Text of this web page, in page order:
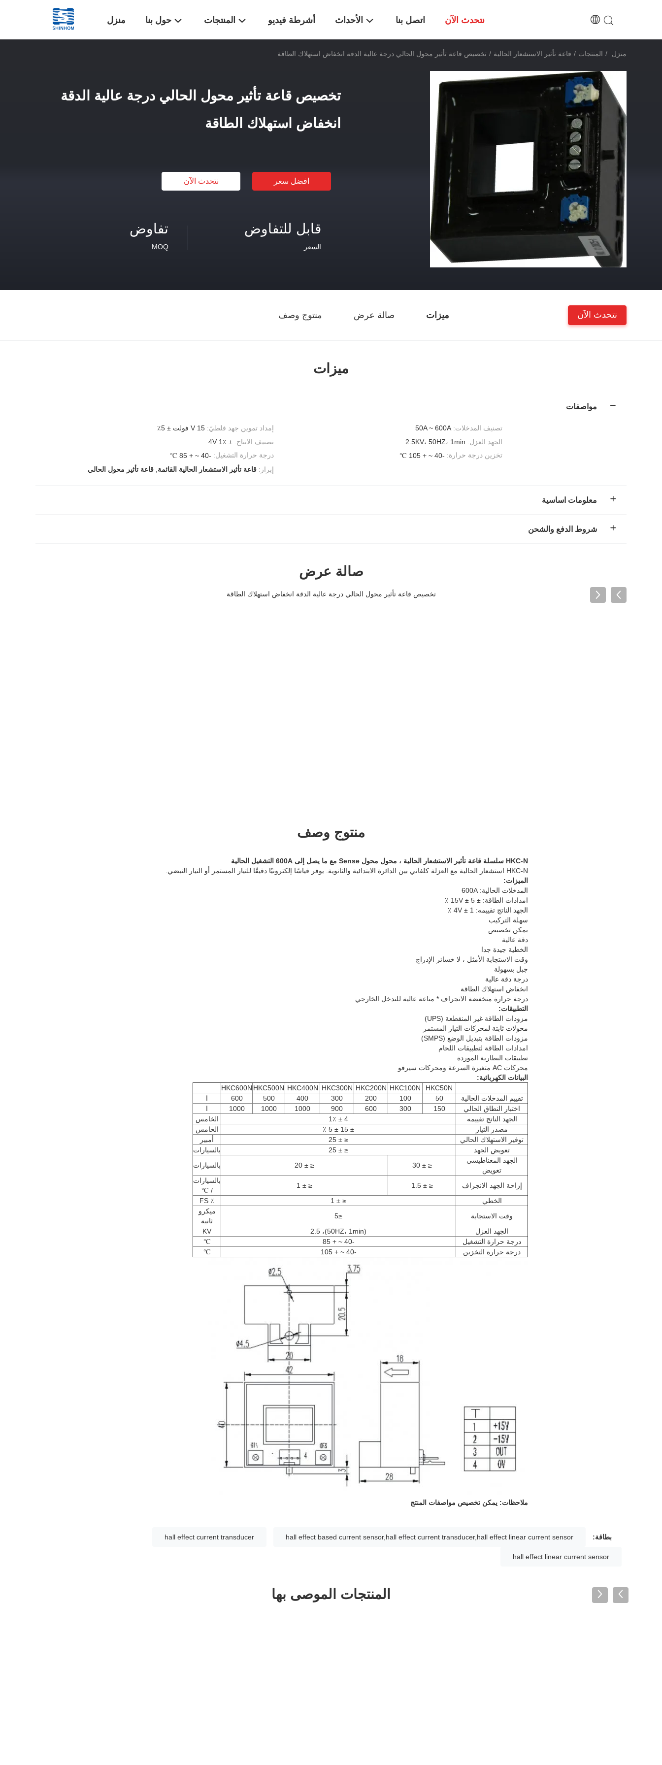
منزل حول بنا المنتجات أشرطة فيديو الأحداث اتصل بنا نتحدث الآن
منزل / المنتجات / قاعة تأثير الاستشعار الحالية / تخصيص قاعة تأثير محول الحالي درجة عالية الدقة انخفاض استهلاك الطاقة
تخصيص قاعة تأثير محول الحالي درجة عالية الدقة
انخفاض استهلاك الطاقة
افضل سعر نتحدث الآن
تفاوض
MOQ
قابل للتفاوض
السعر
ميزات صالة عرض منتوج وصف نتحدث الآن
ميزات
مواصفات
إمداد تموين جهد فلطيّ: V 15 فولت ± 5٪ تصنيف المدخلات: 50A ~ 600A
تصنيف الانتاج: ± 4V 1٪ الجهد العزل: 2.5KV، 50HZ، 1min
درجة حرارة التشغيل: -40 ~ + 85 ℃ تخزين درجة حرارة: -40 ~ + 105 ℃
إبراز: قاعة تأثير الاستشعار الحالية القائمة قاعة تأثير محول الحالي
معلومات اساسية
شروط الدفع والشحن
صالة عرض
تخصيص قاعة تأثير محول الحالي درجة عالية الدقة انخفاض استهلاك الطاقة
منتوج وصف
HKC-N سلسلة قاعة تأثير الاستشعار الحالية ، محول محول Sense مع ما يصل إلى 600A التشغيل الحالية
HKC-N استشعار الحالية مع العزلة كلفاني بين الدائرة الابتدائية والثانوية.
يوفر قياسًا إلكترونيًا دقيقًا للتيار المستمر أو التيار النبضي.
الميزات:
المدخلات الحالية: 600A
امدادات الطاقة: ± 15V ± 5 ٪
الجهد الناتج تقييمه: 4V ± 1 ٪
سهلة التركيب
يمكن تخصيص
دقة عالية
الخطية جيدة جدا
وقت الاستجابة الأمثل ، لا خسائر الإدراج
جبل بسهولة
درجة دقة عالية
انخفاض استهلاك الطاقة
درجة حرارة منخفضة الانجراف * مناعة عالية للتدخل الخارجي
التطبيقات:
مزودات الطاقة غير المنقطعة (UPS)
محولات ثابتة لمحركات التيار المستمر
مزودات الطاقة بتبديل الوضع (SMPS)
امدادات الطاقة لتطبيقات اللحام
تطبيقات البطارية الموردة
محركات AC متغيرة السرعة ومحركات سيرفو
البيانات الكهربائية:
HKC50N
HKC100N
HKC200N
HKC300N
HKC400N
HKC500N
HKC600N
تقييم المدخلات الحالية
50
100
200
300
400
500
600
ا
اختبار النطاق الحالي
150
300
600
900
1000
1000
1000
ا
الجهد الناتج تقييمه
4 ± 1٪
الخامس
مصدر التيار
± 15 ± 5 ٪
الخامس
توفير الاستهلاك الحالي
≤ ± 25
أمبير
تعويض الجهد
≤ ± 25
بالسيارات
الجهد المغناطيسي
تعويض
≤ ± 30
≤ ± 20 بالسيارات
إزاحة الجهد الانجراف ≤ ± 1.5
≤ ± 1
بالسيارات
/ ℃
الخطي
≤ ± 1
٪ FS
وقت الاستجابة
≤5
ميكرو
ثانية
الجهد العزل
(50HZ، 1min)، 2.5
KV
درجة حرارة التشغيل
-40 ~ + 85
℃
درجة حرارة التخزين
-40 ~ + 105
℃
ملاحظات: يمكن تخصيص مواصفات المنتج
بطاقة: hall effect based current sensor,hall effect current transducer,hall effect linear current sensor
hall effect current transducer
hall effect linear current sensor
المنتجات الموصى بها